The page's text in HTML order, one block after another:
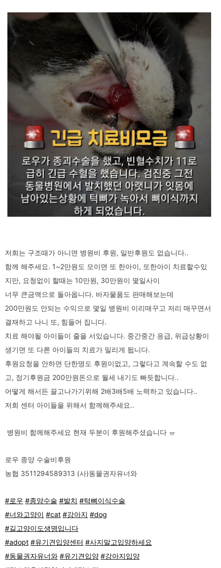
저희는 구조때가 아니면 병원비 후원, 일반후원도 없습니다..
함께 해주세요. 1~2만원도 모이면 또 한아이, 또한아이 치료할수있
지만, 요청없이 할때는 10만원, 30만원이 몇일사이
너무 큰금액으로 돌아옵니다. 바자물품도 판매해보는데
200만원도 안되는 수익으로 몇일 병원비 이리매꾸고 저리 매꾸면서
결재하고 나니 또, 힘들어 집니다.
치료 해야될 아이들이 줄을 서있습니다. 중간중간 응급, 위급상황이
생기면 또 다른 아이들의 치료가 밀리게 됩니다.
후원요청을 안하면 단한명도 후원이없고, 그렇다고 계속할 수도 없
고, 정기후원금 200만원돈으로 월세 내기도 빠듯합니다..
어떻게 해서든 끌고나가기위해 2배3배5배 노력하고 있습니다..
저희 센터 아이들을 위해서 함께해주세요..
병원비 함께해주세요 현재 두분이 후원해주셨습니다 ㅠ
로우 종양 수술비후원
농협 3511294589313 (사)동물권자유너와
#로우 #종양수술 #발치 #턱뼈이식수술
#너와고양이 #cat #강아지 #dog
#길고양이도생명입니다
#adopt #유기견입양센터 #사지말고입양하세요
#동물권자유너와 #유기견입양 #강아지입양